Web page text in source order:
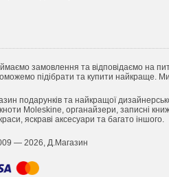
замовлення та відповідаємо на
підібрати та купити найкраще.
подарунків та найкращої
Moleskine, органайзери, записні
яскраві аксесуари та багато іншого.
— 2026, Д.Магазин